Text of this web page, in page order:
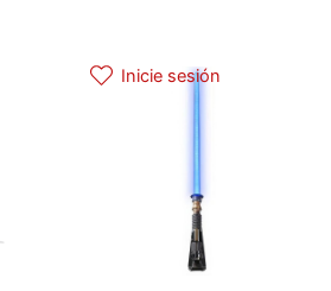
Inicie sesión